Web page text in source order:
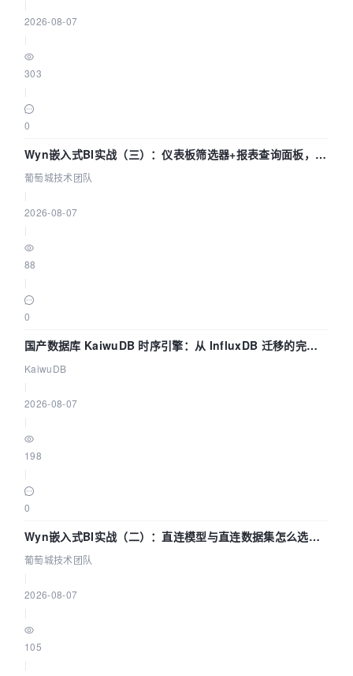
2026-08-07
303
0
Wyn嵌入式BI实战（三）：仪表板筛选器+报表查询面板，参
数联动全闭环
葡萄城技术团队
2026-08-07
88
0
国产数据库 KaiwuDB 时序引擎：从 InfluxDB 迁移的完整
技术路径
KaiwuDB
2026-08-07
198
0
Wyn嵌入式BI实战（二）：直连模型与直连数据集怎么选，
参数为什么不生效？| 葡萄城技术团队
葡萄城技术团队
2026-08-07
105